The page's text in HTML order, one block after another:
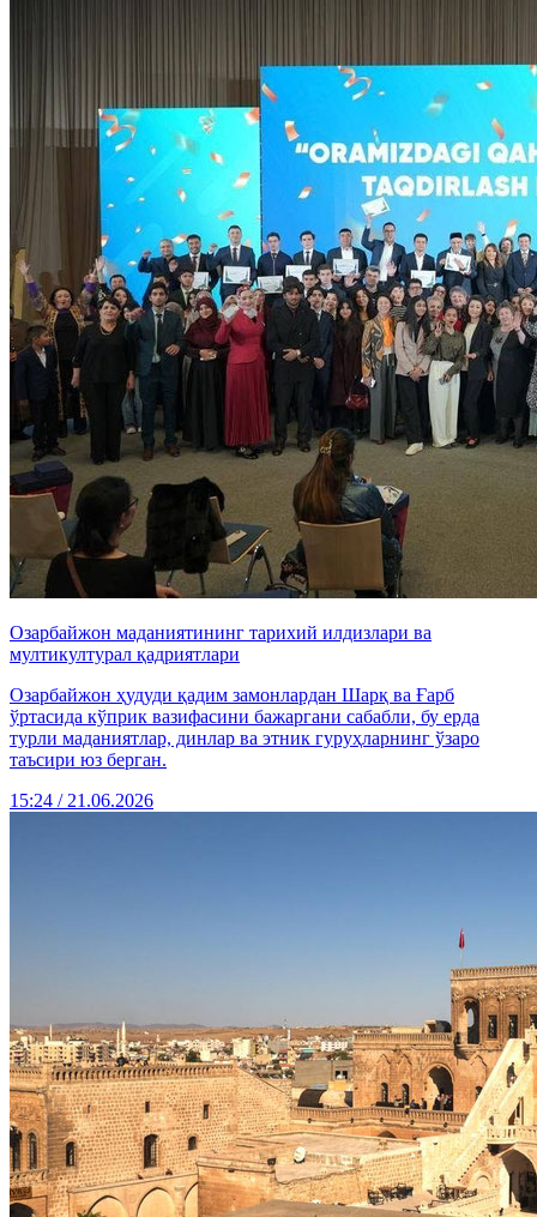
Озарбайжон маданиятининг тарихий илдизлари ва
мултикултурал қадриятлари
Озарбайжон ҳудуди қадим замонлардан Шарқ ва Ғарб
ўртасида кўприк вазифасини бажаргани сабабли, бу ерда
турли маданиятлар, динлар ва этник гуруҳларнинг ўзаро
таъсири юз берган.
15:24 / 21.06.2026